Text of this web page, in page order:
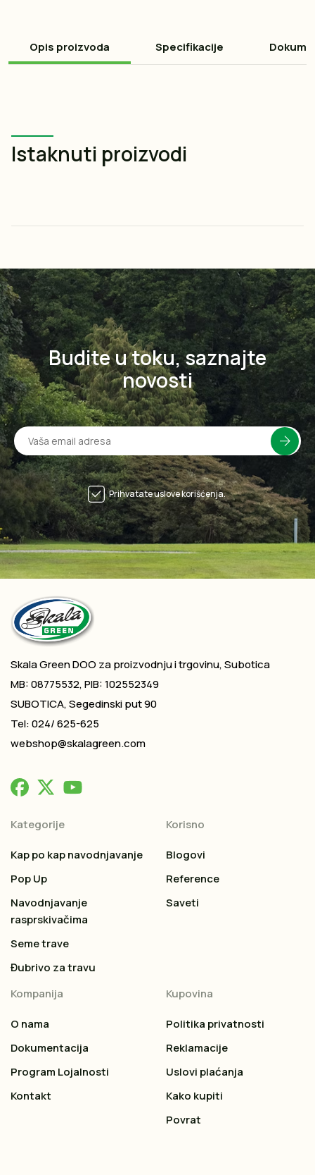
Opis proizvoda Specifikacije
Istaknuti proizvodi
Budite u toku, saznajte
novosti
Prihvatate uslove korišćenja.
Skala Green DOO za proizvodnju i trgovinu, Subotica
MB: 08775532, PIB: 102552349
SUBOTICA, Segedinski put 90
Tel: 024/ 625-625
webshop@skalagreen.com
Kategorije
Kap po kap navodnjavanje
Pop Up
Navodnjavanje
rasprskivačima
Seme trave
Đubrivo za travu
Korisno
Blogovi
Reference
Saveti
Kompanija
O nama
Dokumentacija
Program Lojalnosti
Kontakt
Kupovina
Politika privatnosti
Reklamacije
Uslovi plaćanja
Kako kupiti
Povrat